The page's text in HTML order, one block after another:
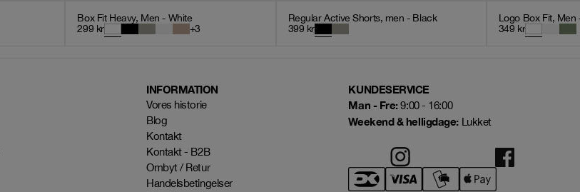
Box Fit Heavy, Men - White
299 kr +3
Regular Active Shorts, men - Black
399 kr
Logo Box Fit, Men
349 kr
INFORMATION
Vores historie
Blog
Kontakt
Kontakt - B2B
Ombyt / Retur
Handelsbetingelser
KUNDESERVICE
Man - Fre:9:00 - 16:00
Weekend & helligdage:Lukket